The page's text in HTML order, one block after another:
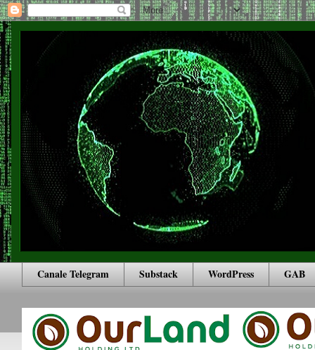
Canale Telegram Substack WordPress GAB